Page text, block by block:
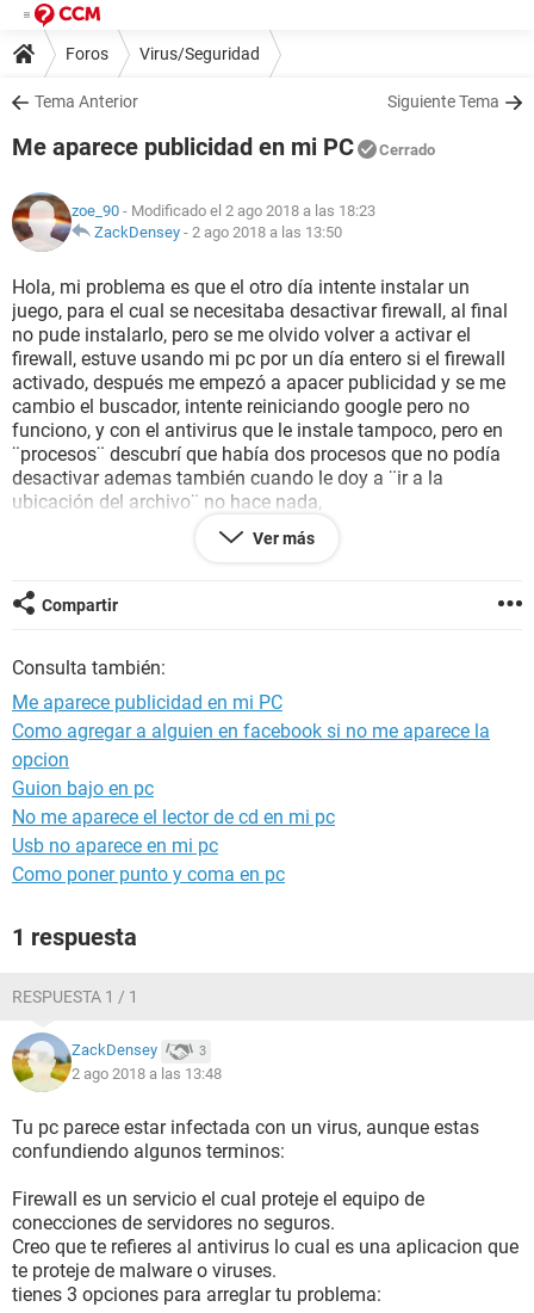
Foros Virus/Seguridad
Tema Anterior Siguiente Tema
Me aparece publicidad en mi PC Cerrado
zoe_90 - Modificado el 2 ago 2018 a las 18:23
ZackDensey - 2 ago 2018 a las 13:50
Hola, mi problema es que el otro día intente instalar un
juego, para el cual se necesitaba desactivar firewall, al final
no pude instalarlo, pero se me olvido volver a activar el
firewall, estuve usando mi pc por un día entero si el firewall
activado, después me empezó a apacer publicidad y se me
cambio el buscador, intente reiniciando google pero no
funciono, y con el antivirus que le instale tampoco, pero en
¨procesos¨ descubrí que había dos procesos que no podía
desactivar ademas también cuando le doy a ¨ir a la
ubicación del archivo¨ no hace nada,
estos son: csrss.exe y winlong.exe, no me deja borrarlos,
Ver más
Compartir
Consulta también:
Me aparece publicidad en mi PC
Como agregar a alguien en facebook si no me aparece la
opcion
Guion bajo en pc
No me aparece el lector de cd en mi pc
Usb no aparece en mi pc
Como poner punto y coma en pc
1 respuesta
RESPUESTA 1 / 1
ZackDensey 3
2 ago 2018 a las 13:48
Tu pc parece estar infectada con un virus, aunque estas
confundiendo algunos terminos:
Firewall es un servicio el cual proteje el equipo de
conecciones de servidores no seguros.
Creo que te refieres al antivirus lo cual es una aplicacion que
te proteje de malware o viruses.
tienes 3 opciones para arreglar tu problema: